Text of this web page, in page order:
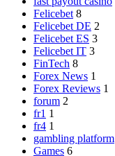
Felicebet 8
Felicebet DE 2
Felicebet ES 3
Felicebet IT 3
FinTech 8
Forex News 1
Forex Reviews 1
forum 2
fr1 1
fr4 1
gambling platform
Games 6